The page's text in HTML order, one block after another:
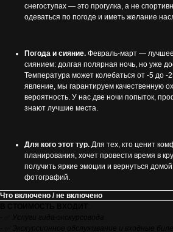
снегоступах — это прогулка, а не
одеваться по погоде и иметь желание
Погода и сияние. Февраль-март —
сиянием: долгая полярная ночь, но уже
Температура может колебаться от -5 до
явление, мы гарантируем качественную
вероятность. У нас две ночи попыток,
знают лучшие места.
Для кого этот тур. Для тех, кто ценит
планирования, хочет провести время в
получить яркие эмоции и вернуться
фотографий.
Что включено / не включено